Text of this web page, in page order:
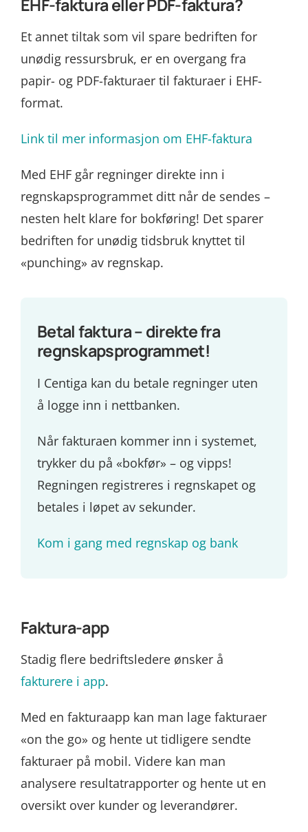
EHF-faktura eller PDF-faktura?
Et annet tiltak som vil spare bedriften for
unødig ressursbruk, er en overgang fra
papir- og PDF-fakturaer til fakturaer i EHF-
format.
Link til mer informasjon om EHF-faktura
Med EHF går regninger direkte inn i
regnskapsprogrammet ditt når de sendes –
nesten helt klare for bokføring! Det sparer
bedriften for unødig tidsbruk knyttet til
«punching» av regnskap.
Betal faktura – direkte fra
regnskapsprogrammet!
I Centiga kan du betale regninger uten
å logge inn i nettbanken.
Når fakturaen kommer inn i systemet,
trykker du på «bokfør» – og vipps!
Regningen registreres i regnskapet og
betales i løpet av sekunder.
Kom i gang med regnskap og bank
Faktura-app
Stadig flere bedriftsledere ønsker å
fakturere i app.
Med en fakturaapp kan man lage fakturaer
«on the go» og hente ut tidligere sendte
fakturaer på mobil. Videre kan man
analysere resultatrapporter og hente ut en
oversikt over kunder og leverandører.